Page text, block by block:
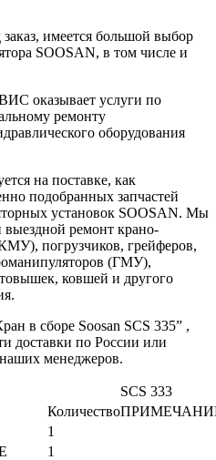
имеется большой выбор
SOOSAN, в том числе и
оказывает услуги по
ремонту
оборудования
на поставке, как
подобранных запчастей
установок SOOSAN. Мы
ремонт крано-
погрузчиков, грейферов,
(ГМУ),
ковшей и другого
в сборе Soosan SCS 335” ,
доставки по России или
менеджеров.
SCS 333
Количество
1
1